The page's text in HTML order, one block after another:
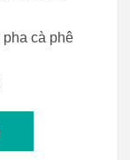
pha cà phê